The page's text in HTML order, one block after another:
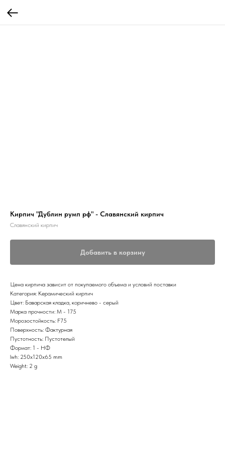
Кирпич "Дублин румп рф" - Славянский кирпич
Славянский кирпич
Добавить в корзину
Цена кирпича зависит от покупаемого объема и условий поставки
Категория: Керамический кирпич
Цвет: Баварская кладка, коричнево - серый
Марка прочности: M - 175
Морозостойкость: F75
Поверхность: Фактурная
Пустотность: Пустотелый
Формат: 1 - НФ
lwh: 250x120x65 mm
Weight: 2 g